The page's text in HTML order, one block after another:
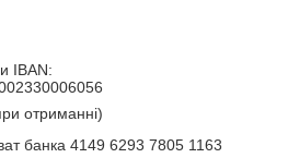
IBAN:
отриманні)
банка 4149 6293 7805 1163